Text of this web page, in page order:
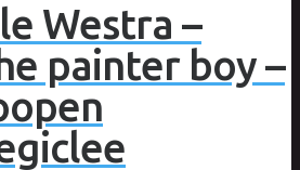
Westra –
painter boy –